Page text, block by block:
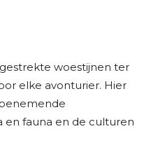
woestijnen ter
elke avonturier. Hier
en fauna en de culturen